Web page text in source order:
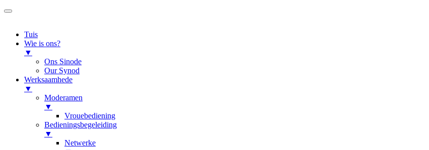
Tuis
Wie is ons?
▼
Ons Sinode
Our Synod
Werksaamhede
▼
Moderamen
▼
Vrouebediening
Bedieningsbegeleiding
▼
Netwerke